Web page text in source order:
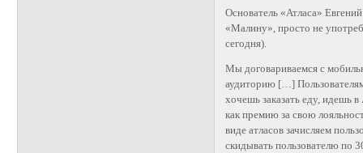
Основатель «Атласа»
«Малину», просто не
сегодня).
Мы договариваемся с
аудиторию […]
хочешь заказать еду, идешь
как премию за свою
виде атласов зачисляем
скидывать пользователю по